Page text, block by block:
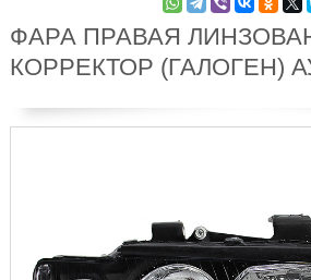
ФАРА ПРАВАЯ
КОРРЕКТОР (ГАЛОГЕН)